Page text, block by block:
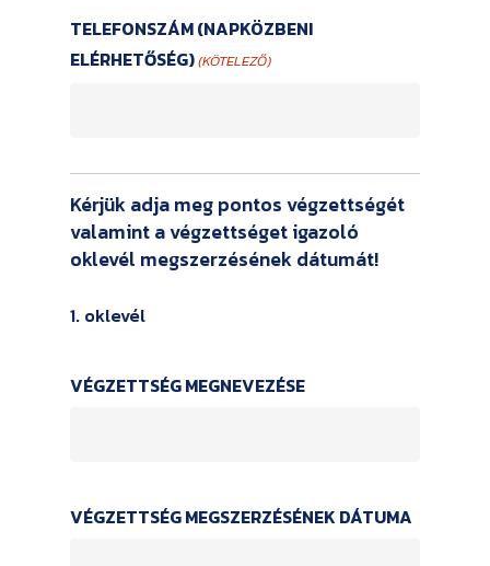
TELEFONSZÁM (NAPKÖZBENI
ELÉRHETŐSÉG)(KÖTELEZŐ)
Kérjük adja meg pontos végzettségét
valamint a végzettséget igazoló
oklevél megszerzésének dátumát!
1. oklevél
VÉGZETTSÉG MEGNEVEZÉSE
VÉGZETTSÉG MEGSZERZÉSÉNEK DÁTUMA